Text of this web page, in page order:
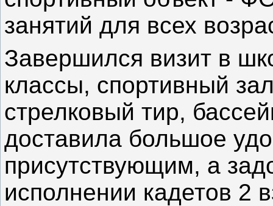
занятий для всех
Завершился визит в
классы, спортивный
стрелковый тир,
доставила большое
присутствующим, а
исполнении кадетов 2